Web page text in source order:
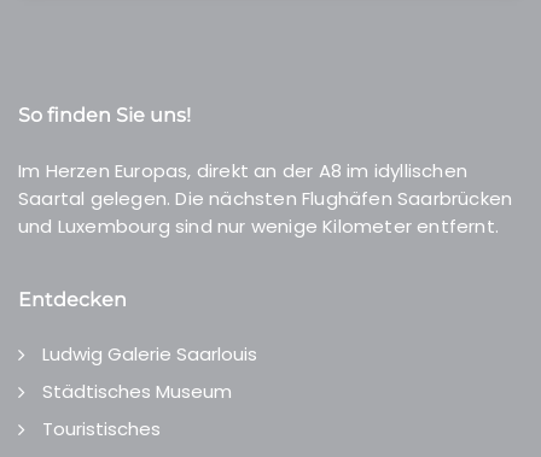
So finden Sie uns!
Im Herzen Europas, direkt an der A8 im idyllischen
Saartal gelegen. Die nächsten Flughäfen Saarbrücken
und Luxembourg sind nur wenige Kilometer entfernt.
Entdecken
Ludwig Galerie Saarlouis
Städtisches Museum
Touristisches